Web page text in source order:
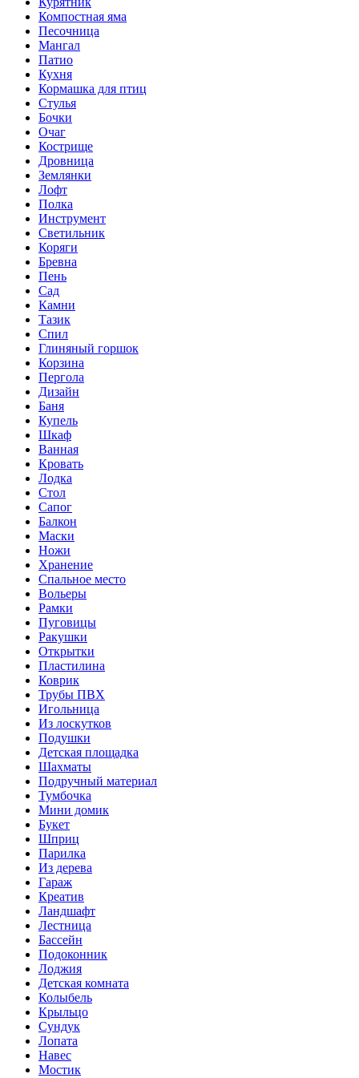
Компостная яма
Песочница
Мангал
Патио
Кухня
Кормашка для птиц
Стулья
Бочки
Очаг
Кострище
Дровница
Землянки
Лофт
Полка
Инструмент
Светильник
Коряги
Бревна
Пень
Сад
Камни
Тазик
Спил
Глиняный горшок
Корзина
Пергола
Дизайн
Баня
Купель
Шкаф
Ванная
Кровать
Лодка
Стол
Сапог
Балкон
Маски
Ножи
Хранение
Спальное место
Вольеры
Рамки
Пуговицы
Ракушки
Открытки
Пластилина
Коврик
Трубы ПВХ
Игольница
Из лоскутков
Подушки
Детская площадка
Шахматы
Подручный материал
Тумбочка
Мини домик
Букет
Шприц
Парилка
Из дерева
Гараж
Креатив
Ландшафт
Лестница
Бассейн
Подоконник
Лоджия
Детская комната
Колыбель
Крыльцо
Сундук
Лопата
Навес
Мостик